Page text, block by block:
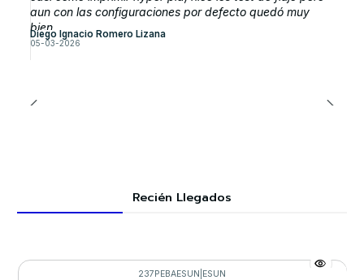
aun con las configuraciones por defecto quedó muy
bien.
Diego Ignacio Romero Lizana
05-03-2026
Recién Llegados
237PEBAESUN ESUN